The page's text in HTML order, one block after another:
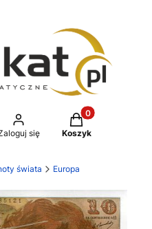
się
Produkty w
Koszyk
świata Europa